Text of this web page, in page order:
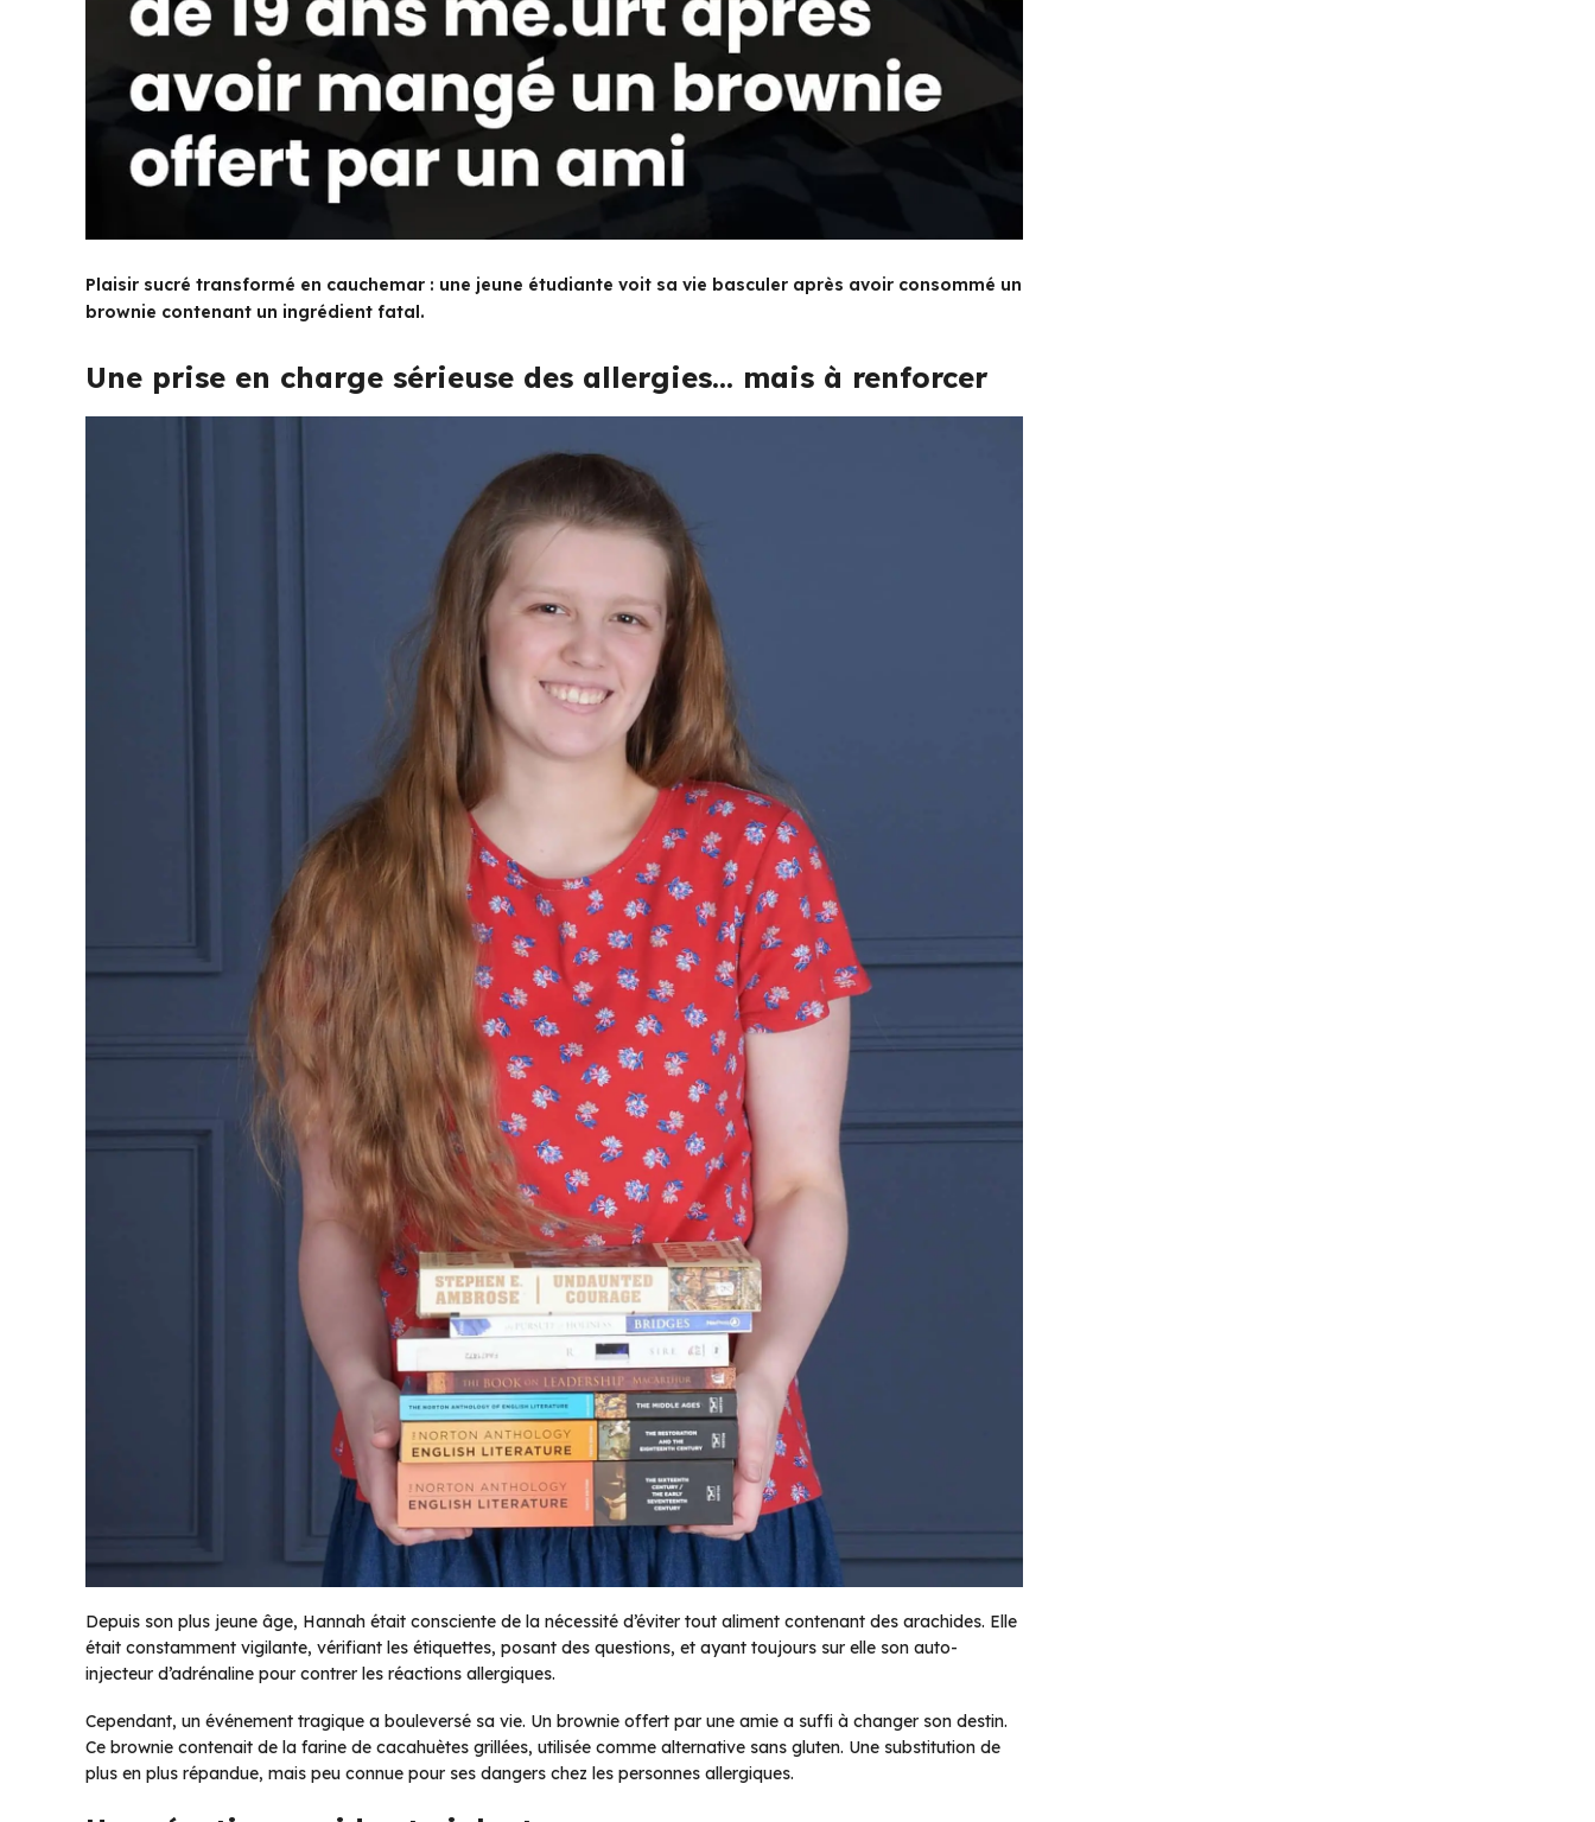
Plaisir sucré transformé en cauchemar : une jeune étudiante voit sa vie basculer après avoir consommé un
brownie contenant un ingrédient fatal.
Une prise en charge sérieuse des allergies… mais à renforcer
Depuis son plus jeune âge, Hannah était consciente de la nécessité d’éviter tout aliment contenant des arachides. Elle
était constamment vigilante, vérifiant les étiquettes, posant des questions, et ayant toujours sur elle son auto-
injecteur d’adrénaline pour contrer les réactions allergiques.
Cependant, un événement tragique a bouleversé sa vie. Un brownie offert par une amie a suffi à changer son destin.
Ce brownie contenait de la farine de cacahuètes grillées, utilisée comme alternative sans gluten. Une substitution de
plus en plus répandue, mais peu connue pour ses dangers chez les personnes allergiques.